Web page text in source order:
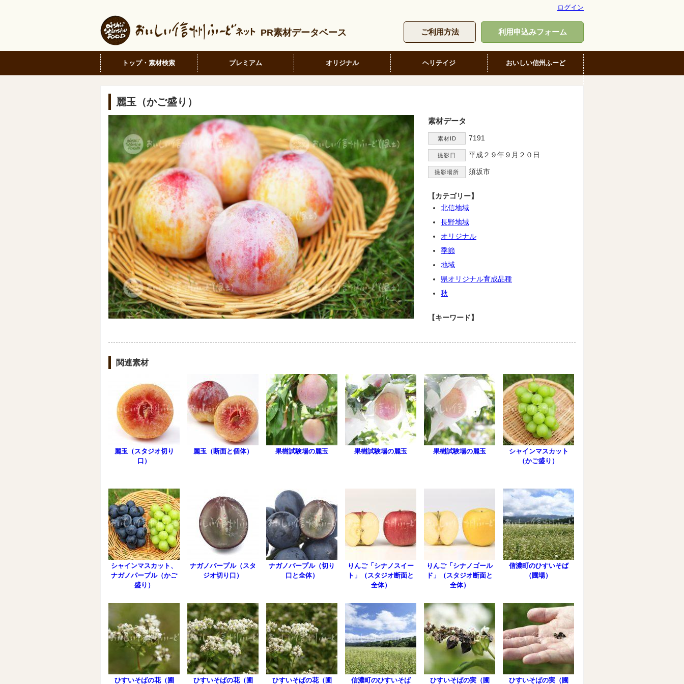
ログイン
PR素材データベース ご利用方法 利用申込みフォーム
トップ・素材検索 プレミアム オリジナル ヘリテイジ おいしい信州ふーど
麗玉（かご盛り）
素材データ
素材ID 7191
撮影日 平成２９年９月２０日
撮影場所 須坂市
【カテゴリー】
北信地域
長野地域
オリジナル
季節
地域
県オリジナル育成品種
秋
【キーワード】
関連素材
麗玉（スタジオ切り
口）
麗玉（断面と個体） 果樹試験場の麗玉 果樹試験場の麗玉 果樹試験場の麗玉
シャインマスカット
（かご盛り）
シャインマスカット、
ナガノパープル（かご
盛り）
ナガノパープル（スタ
ジオ切り口）
ナガノパープル（切り
口と全体）
りんご「シナノスイー
ト」（スタジオ断面と
全体）
りんご「シナノゴール
ド」（スタジオ断面と
全体）
信濃町のひすいそば
（圃場）
ひすいそばの花（圃 ひすいそばの花（圃 ひすいそばの花（圃 信濃町のひすいそば ひすいそばの実（圃 ひすいそばの実（圃